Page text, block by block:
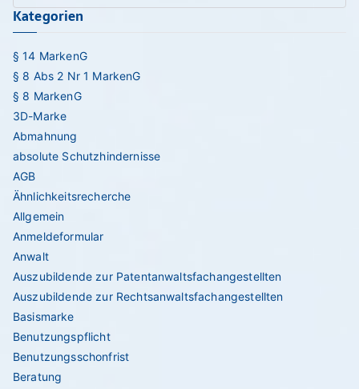
Kategorien
§ 14 MarkenG
§ 8 Abs 2 Nr 1 MarkenG
§ 8 MarkenG
3D-Marke
Abmahnung
absolute Schutzhindernisse
AGB
Ähnlichkeitsrecherche
Allgemein
Anmeldeformular
Anwalt
Auszubildende zur Patentanwaltsfachangestellten
Auszubildende zur Rechtsanwaltsfachangestellten
Basismarke
Benutzungspflicht
Benutzungsschonfrist
Beratung